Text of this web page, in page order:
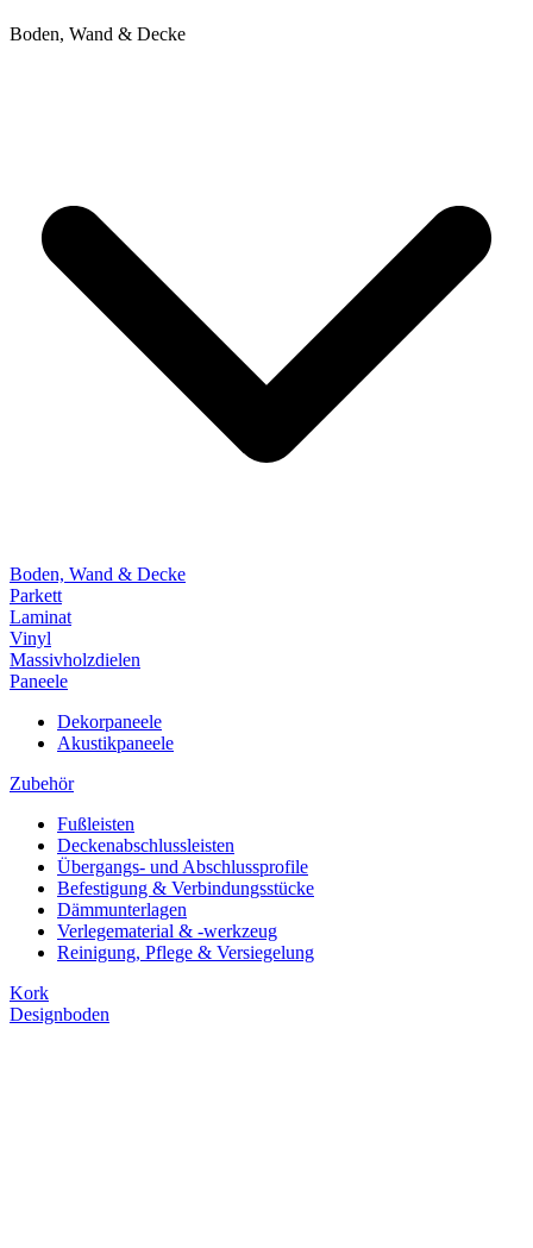
Boden, Wand & Decke
Boden, Wand & Decke
Parkett
Laminat
Vinyl
Massivholzdielen
Paneele
Dekorpaneele
Akustikpaneele
Zubehör
Fußleisten
Deckenabschlussleisten
Übergangs- und Abschlussprofile
Befestigung & Verbindungsstücke
Dämmunterlagen
Verlegematerial & -werkzeug
Reinigung, Pflege & Versiegelung
Kork
Designboden